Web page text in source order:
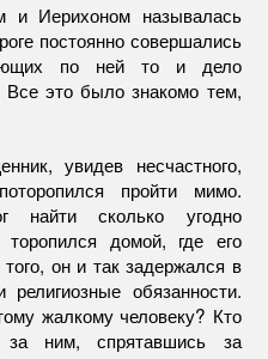
и Иерихоном называлась
постоянно совершались
по ней то и дело
Все это было знакомо тем,
увидев несчастного,
пройти мимо.
найти сколько угодно
домой, где его
он и так задержался в
обязанности.
жалкому человеку? Кто
ним, спрятавшись за